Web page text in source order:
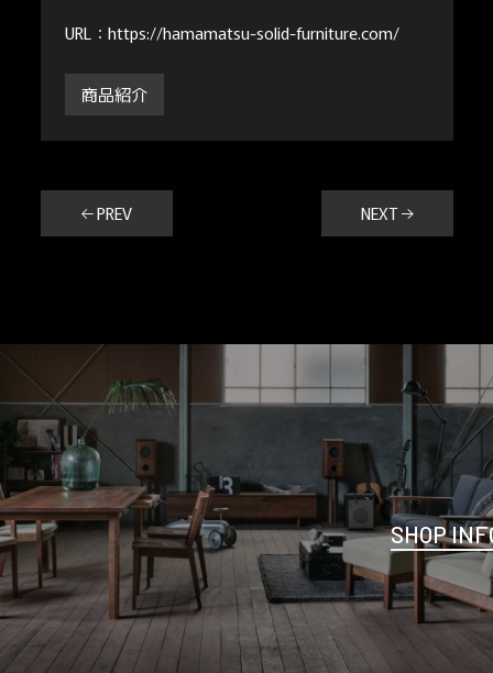
URL：https://hamamatsu-solid-furniture.com/
商品紹介
← PREV NEXT →
SHOP